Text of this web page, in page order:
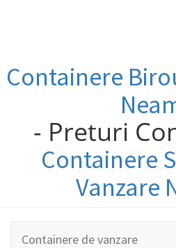
Containere
- Preturi
Containere
Vanzare
Containere de vanzare